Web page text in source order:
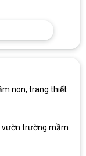
3 – 6 Tuổi
dinh dưỡng 3 hiện
tại nhiều gia đình,
BÉ
non, trang thiết
vườn trường mầm